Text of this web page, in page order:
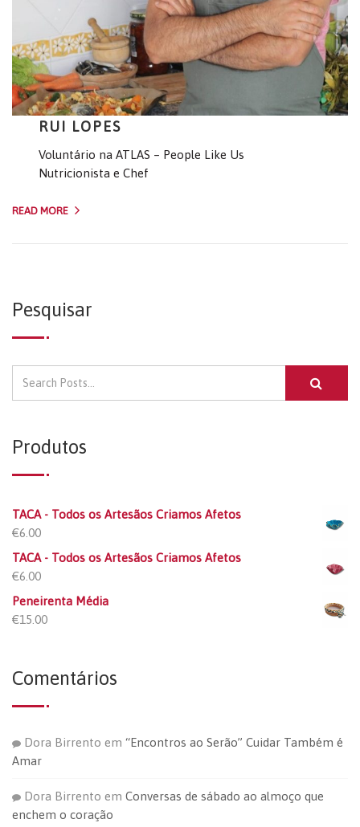
RUI LOPES
Voluntário na ATLAS – People Like Us
Nutricionista e Chef
READ MORE
Pesquisar
Produtos
TACA - Todos os Artesãos Criamos Afetos
€6.00
TACA - Todos os Artesãos Criamos Afetos
€6.00
Peneirenta Média
€15.00
Comentários
Dora Birrento em “Encontros ao Serão” Cuidar Também é
Amar
Dora Birrento em Conversas de sábado ao almoço que
enchem o coração